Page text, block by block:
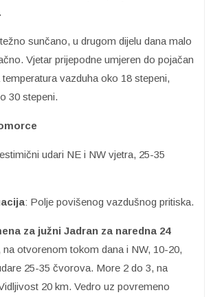
sunčano, u drugom dijelu dana malo
Vjetar prijepodne umjeren do pojačan
vazduha oko 18 stepeni,
30 stepeni.
udari NE i NW vjetra, 25-35
: Polje povišenog vazdušnog pritiska.
za južni Jadran za naredna 24
na otvorenom tokom dana i NW, 10-20,
25-35 čvorova. More 2 do 3, na
20 km. Vedro uz povremeno